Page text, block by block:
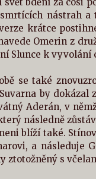
nástrah a
krátce
Omerin z
Slunce k vyvolání
se také
by
Aderán, v
následně
blíží také.
a následuje
ztotožněný s